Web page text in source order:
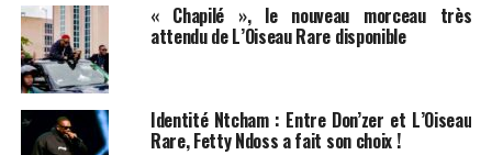
« Chapilé », le nouveau morceau très
attendu de L’Oiseau Rare disponible
Identité Ntcham : Entre Don’zer et L’Oiseau
Rare, Fetty Ndoss a fait son choix !